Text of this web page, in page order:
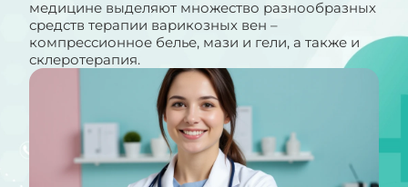
медицине выделяют множество разнообразных
средств терапии варикозных вен –
компрессионное белье, мази и гели, а также и
склеротерапия.